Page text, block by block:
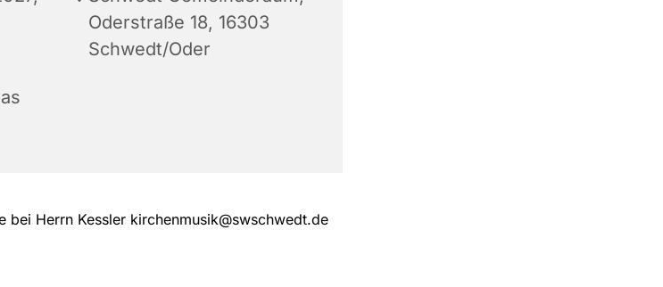
Oderstraße 18, 16303
Schwedt/Oder
bei Herrn Kessler kirchenmusik@swschwedt.de